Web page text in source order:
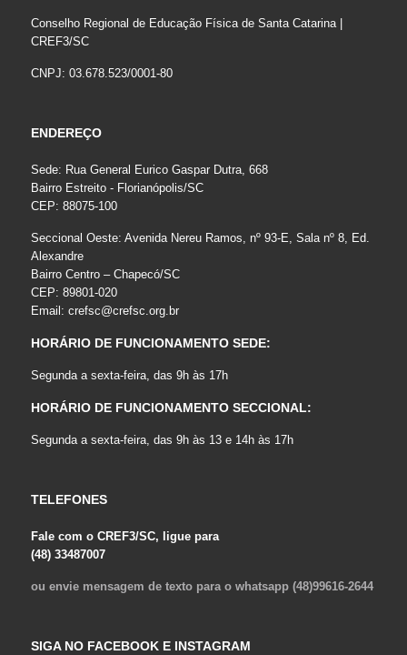
Conselho Regional de Educação Física de Santa Catarina |
CREF3/SC
CNPJ: 03.678.523/0001-80
ENDEREÇO
Sede: Rua General Eurico Gaspar Dutra, 668
Bairro Estreito - Florianópolis/SC
CEP: 88075-100
Seccional Oeste: Avenida Nereu Ramos, nº 93-E, Sala nº 8, Ed.
Alexandre
Bairro Centro – Chapecó/SC
CEP: 89801-020
Email: crefsc@crefsc.org.br
HORÁRIO DE FUNCIONAMENTO SEDE:
Segunda a sexta-feira, das 9h às 17h
HORÁRIO DE FUNCIONAMENTO SECCIONAL:
Segunda a sexta-feira, das 9h às 13 e 14h às 17h
TELEFONES
Fale com o CREF3/SC, ligue para
(48) 33487007
ou envie mensagem de texto para o whatsapp (48)99616-2644
SIGA NO FACEBOOK E INSTAGRAM